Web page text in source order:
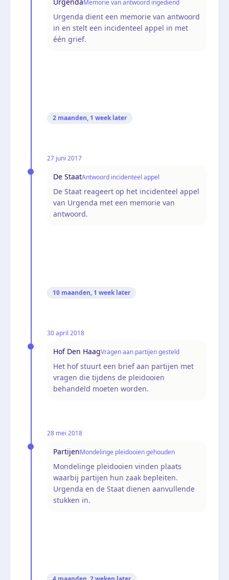
Memorie van antwoord ingediend
Urgenda dient een memorie van antwoord
in en stelt een incidenteel appel in met
één grief.
2 maanden, 1 week later
27 juni 2017
De StaatAntwoord incidenteel appel
De Staat reageert op het incidenteel appel
van Urgenda met een memorie van
antwoord.
10 maanden, 1 week later
30 april 2018
Hof Den HaagVragen aan partijen gesteld
Het hof stuurt een brief aan partijen met
vragen die tijdens de pleidooien
behandeld moeten worden.
28 mei 2018
PartijenMondelinge pleidooien gehouden
Mondelinge pleidooien vinden plaats
waarbij partijen hun zaak bepleiten.
Urgenda en de Staat dienen aanvullende
stukken in.